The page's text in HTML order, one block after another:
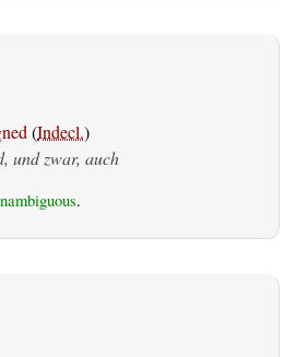
(Indecl.)
und zwar, auch
.